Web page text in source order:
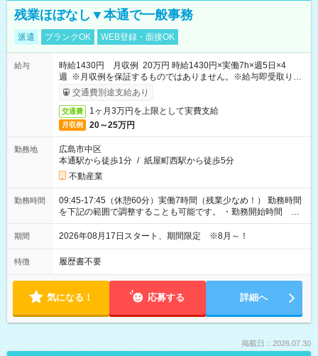
残業ほぼなし▼本通で一般事務
派遣 ブランクOK WEB登録・面接OK
給与
時給1430円 月収例 20万円 時給1430円×実働7h×週5日×4
週 ※月収例を保証するものではありません。※給与即受取りサ
ービス利用可（利用条件有）
交通費別途支給あり
交通費 1ヶ月3万円を上限として実費支給
月収例 20～25万円
勤務地
広島市中区
本通駅から徒歩1分 / 紙屋町西駅から徒歩5分
不動産業
勤務時間
09:45-17:45（休憩60分）実働7時間（残業少なめ！） 勤務時間
を下記の範囲で調整することも可能です。 ・勤務開始時間
09:45～12:30 ・勤務終了時間 15:45～18:30 ・実働 05:00～
07:45
期間 2026年08月17日スタート、期間限定 ※8月～！
特徴 履歴書不要
気になる！ 応募する 詳細へ
掲載日：2026.07.30